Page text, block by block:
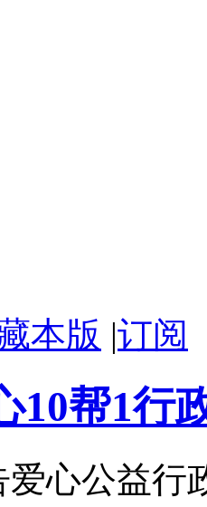
界王坤为孩子们
感谢好喜多蛋糕
感谢默默为孩
本版 |订阅
10帮1行
爱心公益行